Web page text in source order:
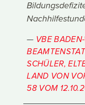
VBE
SCHÜLER,
LAND VON
58 VOM